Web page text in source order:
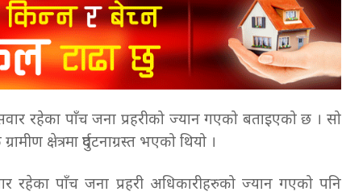
सवार रहेका पाँच जना प्रहरीको ज्यान गएको बताइएको छ । सो
क्षेत्रमा दुर्घटनाग्रस्त भएको थियो ।
रहेका पाँच जना प्रहरी अधिकारीहरुको ज्यान गएको पनि